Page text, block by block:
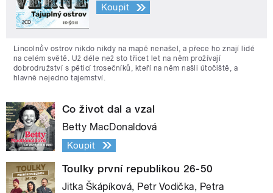
Koupit
Lincolnův ostrov nikdo nikdy na mapě nenašel, a přece ho znají lidé
na celém světě. Už déle než sto třicet let na něm prožívají
dobrodružství s pěticí trosečníků, kteří na něm našli útočiště, a
hlavně nejedno tajemství.
Co život dal a vzal
Betty MacDonaldová
Koupit
Toulky první republikou 26-50
Jitka Škápíková, Petr Vodička, Petra